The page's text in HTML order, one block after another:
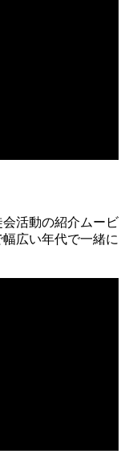
活動の紹介ムービ
広い年代で一緒に